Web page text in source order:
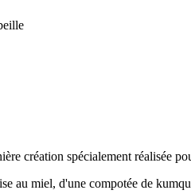
création spécialement réalisée
au miel, d'une compotée de